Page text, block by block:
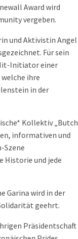
Award wird
vergeben.
und Aktivistin Angel
Für sein
Initiator einer
ihre
in der
Kollektiv „Butch
informativen und
Szene
Historie und jede
Garina wird in der
geehrt.
Präsidentschaft